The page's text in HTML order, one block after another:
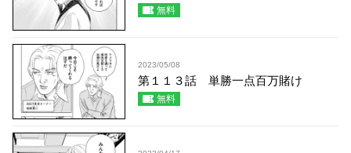
無料
2023/05/08
第１１３話 単勝一点百万賭け
無料